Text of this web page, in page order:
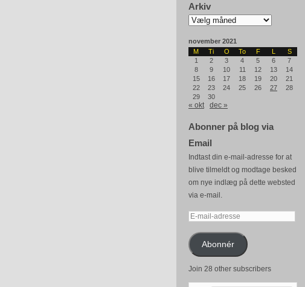
Arkiv
Arkiv
november 2021
M
Ti O To F L
S
1
2 3 4 5 6
7
8
9 10 11 12 13
14
15
16 17 18 19 20
21
22
23 24 25 26 27
28
29
30
« okt dec »
Abonner på blog via
Email
Indtast din e-mail-adresse for at
blive tilmeldt og modtage besked
om nye indlæg på dette websted
via e-mail.
E-
adresseAbonnér
Join 28 other subscribers